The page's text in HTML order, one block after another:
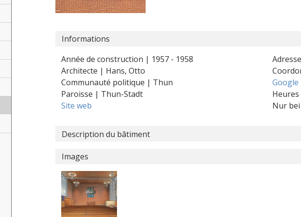
Informations
Année de construction | 1957 - 1958
Architecte | Hans, Otto
Communauté politique | Thun
Paroisse | Thun-Stadt
Site web
Nur
Description du bâtiment
Images